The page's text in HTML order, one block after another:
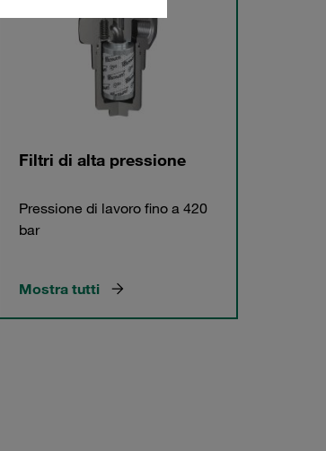
Filtri di alta pressione
Pressione di lavoro fino a 420
bar
Mostra tutti